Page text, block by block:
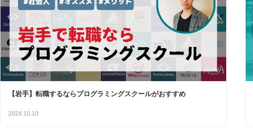
【岩手】転職するならプログラミングスクールがおすすめ
2024.10.10